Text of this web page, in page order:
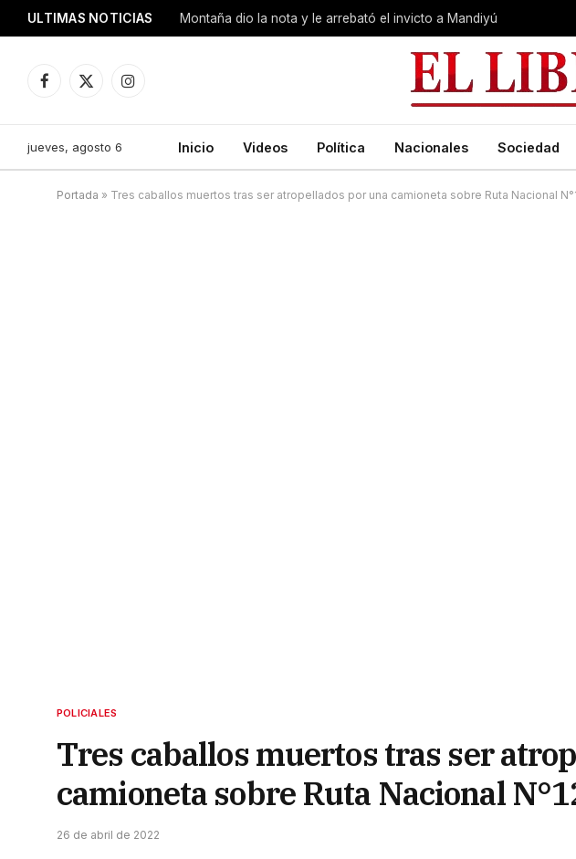
ULTIMAS NOTICIAS Montaña dio la nota y le arrebató el invicto a Mandiyú
Facebook
X
Instagram
jueves, agosto 6 Inicio Videos Política Nacionales Sociedad
Portada » Tres caballos muertos tras ser atropellados por una camioneta sobre Ruta Nacional
POLICIALES
Tres caballos muertos tras ser
camioneta sobre Ruta Nacional
26 de abril de 2022